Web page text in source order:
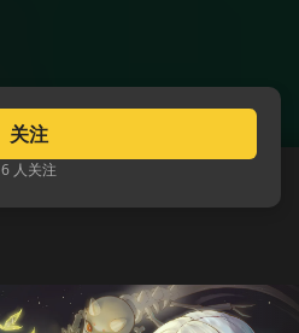
关注
6 人关注